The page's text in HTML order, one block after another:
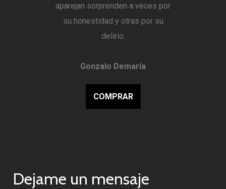
aparejan sorprenden a veces por
su honestidad y otras por su
delirio.
Gonzalo Demaría
COMPRAR
Dejame un mensaje